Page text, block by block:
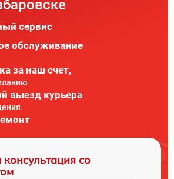
сервис
обслуживание
за наш счет,
выезд курьера
со